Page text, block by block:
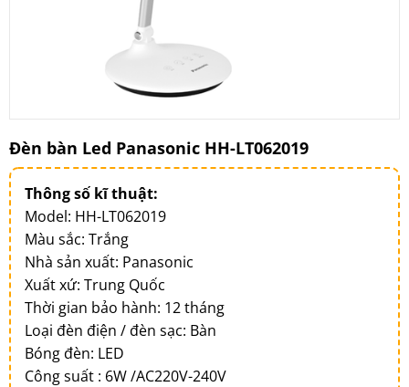
Đèn bàn Led Panasonic HH-LT062019
Thông số kĩ thuật:
Model: HH-LT062019
Màu sắc: Trắng
Nhà sản xuất: Panasonic
Xuất xứ: Trung Quốc
Thời gian bảo hành: 12 tháng
Loại đèn điện / đèn sạc: Bàn
Bóng đèn: LED
Công suất : 6W /AC220V-240V